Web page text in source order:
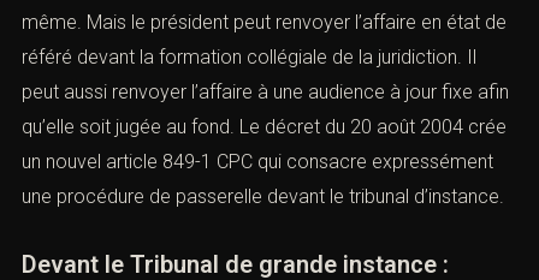
même. Mais le président peut renvoyer l’affaire en état de
référé devant la formation collégiale de la juridiction. Il
peut aussi renvoyer l’affaire à une audience à jour fixe afin
qu’elle soit jugée au fond. Le décret du 20 août 2004 crée
un nouvel article 849-1 CPC qui consacre expressément
une procédure de passerelle devant le tribunal d’instance.
Devant le Tribunal de grande instance :